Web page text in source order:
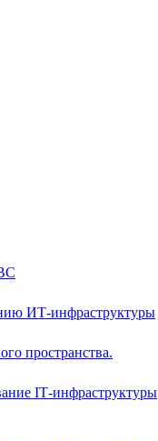
ИТ-инфраструктуры
пространства.
IТ-инфраструктуры